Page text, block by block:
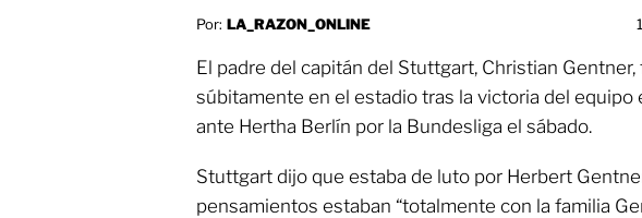
Por: LA_RAZON_ONLINE
El padre del capitán del Stuttgart, Christian Gentner,
súbitamente en el estadio tras la victoria del equipo
ante Hertha Berlín por la Bundesliga el sábado.
Stuttgart dijo que estaba de luto por Herbert
pensamientos estaban “totalmente con la familia